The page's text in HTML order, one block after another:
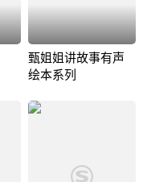
甄姐姐讲故事有声
绘本系列